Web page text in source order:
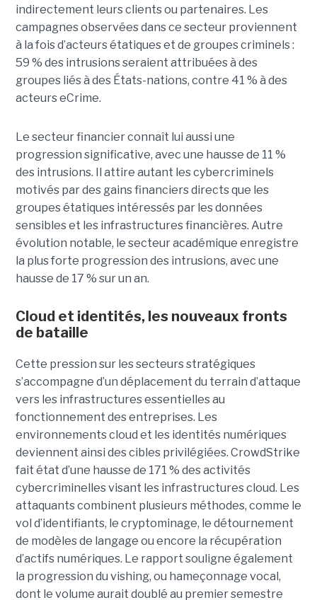
indirectement leurs clients ou partenaires. Les
campagnes observées dans ce secteur proviennent
à la fois d’acteurs étatiques et de groupes criminels :
59 % des intrusions seraient attribuées à des
groupes liés à des États-nations, contre 41 % à des
acteurs eCrime.
Le secteur financier connaît lui aussi une
progression significative, avec une hausse de 11 %
des intrusions. Il attire autant les cybercriminels
motivés par des gains financiers directs que les
groupes étatiques intéressés par les données
sensibles et les infrastructures financières. Autre
évolution notable, le secteur académique enregistre
la plus forte progression des intrusions, avec une
hausse de 17 % sur un an.
Cloud et identités, les nouveaux fronts
de bataille
Cette pression sur les secteurs stratégiques
s’accompagne d’un déplacement du terrain d’attaque
vers les infrastructures essentielles au
fonctionnement des entreprises. Les
environnements cloud et les identités numériques
deviennent ainsi des cibles privilégiées. CrowdStrike
fait état d’une hausse de 171 % des activités
cybercriminelles visant les infrastructures cloud. Les
attaquants combinent plusieurs méthodes, comme le
vol d’identifiants, le cryptominage, le détournement
de modèles de langage ou encore la récupération
d’actifs numériques. Le rapport souligne également
la progression du vishing, ou hameçonnage vocal,
dont le volume aurait doublé au premier semestre